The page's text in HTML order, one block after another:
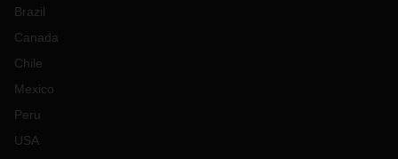
Brazil
Canada
Chile
Mexico
Peru
USA